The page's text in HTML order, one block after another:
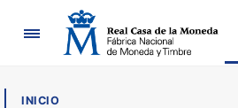
Navigation
INICIO